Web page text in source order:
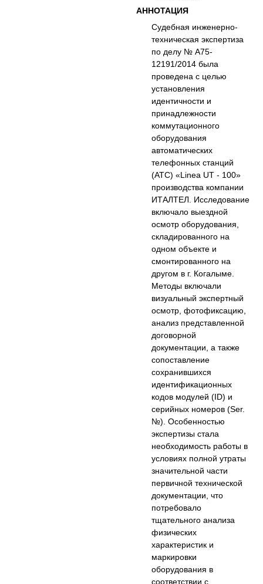
АННОТАЦИЯ
Судебная инженерно-
техническая экспертиза
по делу № А75-
12191/2014 была
проведена с целью
установления
идентичности и
принадлежности
коммутационного
оборудования
автоматических
телефонных станций
(АТС) «Linea UT - 100»
производства компании
ИТАЛТЕЛ. Исследование
включало выездной
осмотр оборудования,
складированного на
одном объекте и
смонтированного на
другом в г. Когалыме.
Методы включали
визуальный экспертный
осмотр, фотофиксацию,
анализ представленной
договорной
документации, а также
сопоставление
сохранившихся
идентификационных
кодов модулей (ID) и
серийных номеров (Ser.
№). Особенностью
экспертизы стала
необходимость работы в
условиях полной утраты
значительной части
первичной технической
документации, что
потребовало
тщательного анализа
физических
характеристик и
маркировки
оборудования в
соответствии с